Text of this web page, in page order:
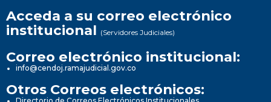
Acceda a su correo electrónico
institucional (Servidores Judiciales)
Correo electrónico institucional:
info@cendoj.ramajudicial.gov.co
Otros Correos electrónicos: